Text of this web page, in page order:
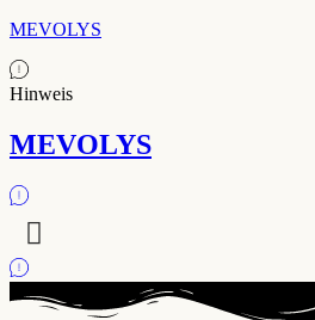
MEVOLYS
Hinweis
MEVOLYS